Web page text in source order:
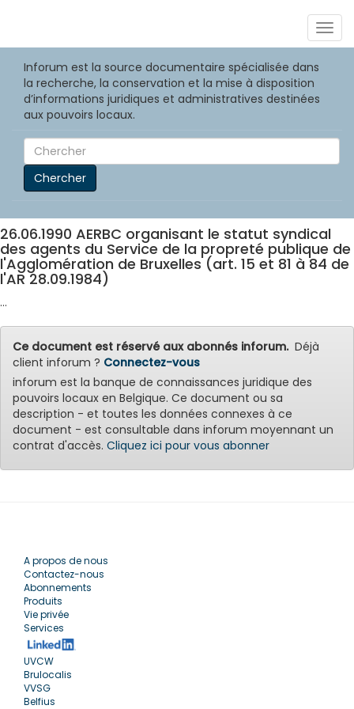
Inforum est la source documentaire spécialisée dans
la recherche, la conservation et la mise à disposition
d’informations juridiques et administratives destinées
aux pouvoirs locaux.
Chercher
26.06.1990 AERBC organisant le statut syndical
des agents du Service de la propreté publique de
l'Agglomération de Bruxelles (art. 15 et 81 à 84 de
l'AR 28.09.1984)
...
Ce document est réservé aux abonnés inforum.Déjà
client inforum ? Connectez-vous
inforum est la banque de connaissances juridique des
pouvoirs locaux en Belgique. Ce document ou sa
description - et toutes les données connexes à ce
document - est consultable dans inforum moyennant un
contrat d'accès. Cliquez ici pour vous abonner
A propos de nous
Contactez-nous
Abonnements
Produits
Vie privée
Services
UVCW
Brulocalis
VVSG
Belfius